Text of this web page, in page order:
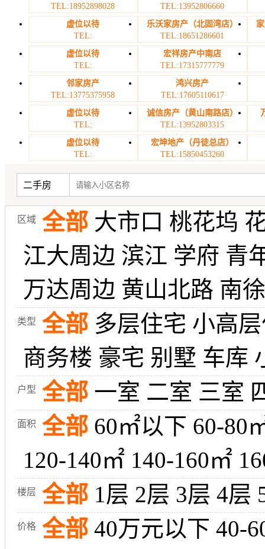
TEL:18952898028
TEL:13952806660
虚位以待
TEL:
乐沃家房产（北固湾店）
TEL:18651286601
虚位以待
TEL:
宏祥房产中南店
TEL:17315777779
邻家房产
TEL:13775375958
鸿兴房产
TEL:17605110617
虚位以待
TEL:
诚信房产（黄山南路店）
TEL:13952803315
虚位以待
TEL:
宏坤地产（丹徒总店）
TEL:15850453260
二手房
区域 全部 大市口 桃花坞
江大周边 滨江 学府 青
万达周边 黄山北路 南徐
类型 全部 多层住宅 小高
商务楼 豪宅 别墅 车库
户型 全部 一室 二室 三室
面积 全部 60㎡以下 60-80
120-140㎡ 140-160㎡
楼层 全部 1层 2层 3层 4层
价格 全部 40万元以下 40-